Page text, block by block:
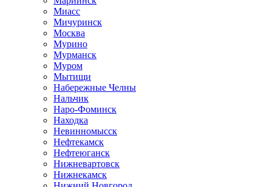
Миасс
Мичуринск
Москва
Мурино
Мурманск
Муром
Мытищи
Набережные Челны
Нальчик
Наро-Фоминск
Находка
Невинномысск
Нефтекамск
Нефтеюганск
Нижневартовск
Нижнекамск